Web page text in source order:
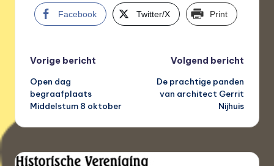
Facebook Twitter/X Print
Bericht
navigatie
Vorige bericht
Open dag
begraafplaats
Middelstum 8 oktober
Volgend bericht
De prachtige panden
van architect Gerrit
Nijhuis